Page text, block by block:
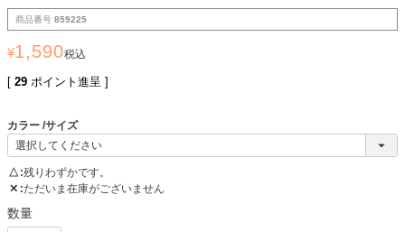
商品番号 859225
¥1,590税込
[ 29 ポイント進呈 ]
カラー サイズ
△ 残りわずかです。
✕ ただいま在庫がございません